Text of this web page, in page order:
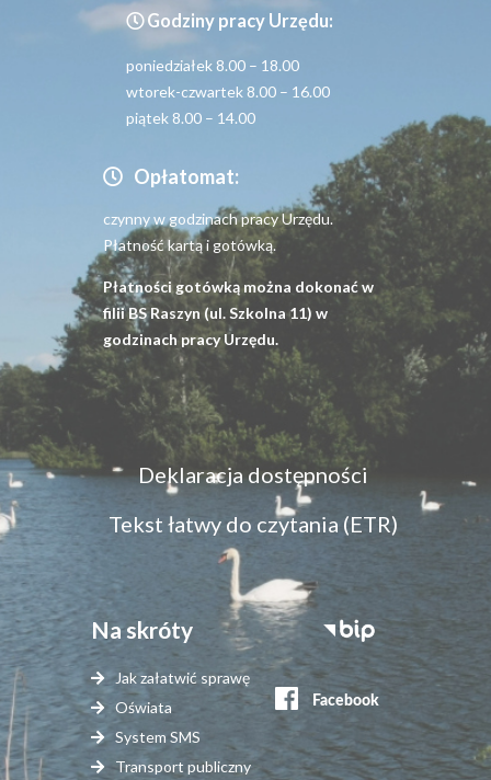
Godziny pracy Urzędu:
poniedziałek 8.00 – 18.00
wtorek-czwartek 8.00 – 16.00
piątek 8.00 – 14.00
Opłatomat:
czynny w godzinach pracy Urzędu.
Płatność kartą i gotówką.
Płatności gotówką można dokonać w
filii BS Raszyn (ul. Szkolna 11) w
godzinach pracy Urzędu.
Menu
dostępność
Deklaracja dostępności
Tekst łatwy do czytania (ETR)
Na skróty
Jak załatwić sprawę
Oświata
System SMS
Transport publiczny
Stopka
serwisy
zewnętrzne